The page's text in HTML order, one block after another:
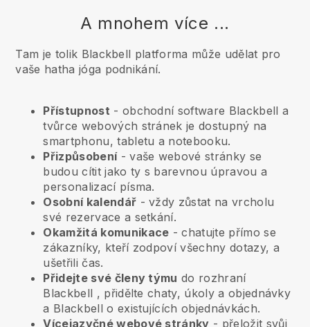
A mnohem více ...
Tam je tolik Blackbell platforma může udělat pro
vaše hatha jóga podnikání.
Přístupnost - obchodní software Blackbell a
tvůrce webových stránek je dostupný na
smartphonu, tabletu a notebooku.
Přizpůsobení- vaše webové stránky se
budou cítit jako ty s barevnou úpravou a
personalizací písma.
Osobní kalendář - vždy zůstat na vrcholu
své rezervace a setkání.
Okamžitá komunikace - chatujte přímo se
zákazníky, kteří zodpoví všechny dotazy, a
ušetřili čas.
Přidejte své členy týmu do rozhraní
Blackbell , přidělte chaty, úkoly a objednávky
a Blackbell o existujících objednávkách.
Vícejazyčné webové stránky - přeložit svůj